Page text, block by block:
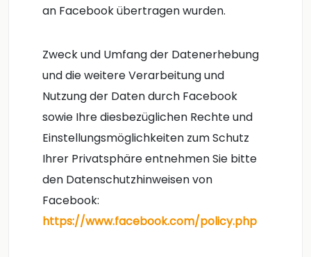
an Facebook übertragen wurden.
Zweck und Umfang der Datenerhebung
und die weitere Verarbeitung und
Nutzung der Daten durch Facebook
sowie Ihre diesbezüglichen Rechte und
Einstellungsmöglichkeiten zum Schutz
Ihrer Privatsphäre entnehmen Sie bitte
den Datenschutzhinweisen von
Facebook:
https://www.facebook.com/policy.php